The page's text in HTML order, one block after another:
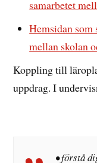
samarbetet
Hemsidan
mellan skolan
Koppling till
uppdrag. I
• förstå